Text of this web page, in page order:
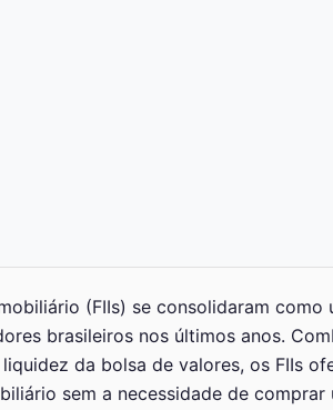
(FIIs) se consolidaram como
brasileiros nos últimos anos.
da bolsa de valores, os FIIs
sem a necessidade de